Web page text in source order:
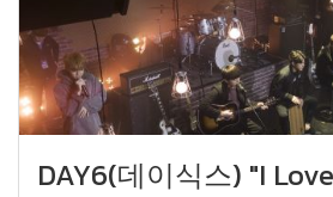
DAY6(데이식스) "I